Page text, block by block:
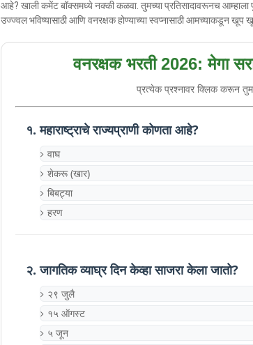
आहे? खाली कमेंट बॉक्समध्ये नक्की कळवा. तुमच्या प्रतिसादावरूनच आम्हाला
उज्ज्वल भविष्यासाठी आणि वनरक्षक होण्याच्या स्वप्नासाठी आमच्याकडून खूप
वनरक्षक भरती 2026: मेगा
प्रत्येक प्रश्नावर क्लिक करून
१. महाराष्ट्राचे राज्यप्राणी कोणता आहे?
वाघ
शेकरू (खार)
बिबट्या
हरण
२. जागतिक व्याघ्र दिन केव्हा साजरा केला जातो?
२९ जुलै
१५ ऑगस्ट
५ जून